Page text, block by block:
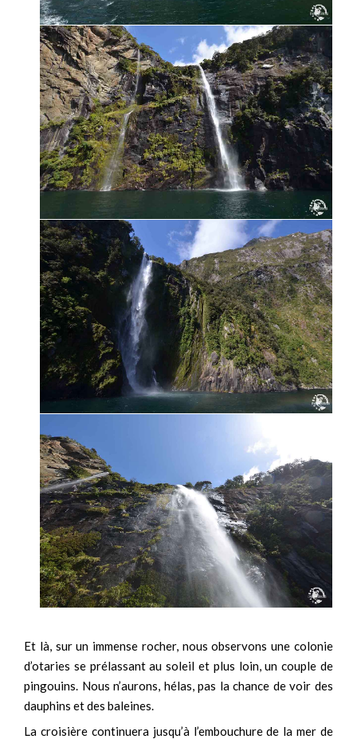
Et là, sur un immense rocher, nous observons une colonie
d’otaries se prélassant au soleil et plus loin, un couple de
pingouins. Nous n’aurons, hélas, pas la chance de voir des
dauphins et des baleines.
La croisière continuera jusqu’à l’embouchure de la mer de